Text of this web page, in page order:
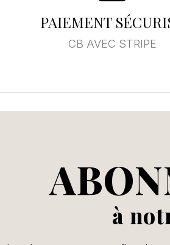
PAIEMENT
CB AVEC STRIPE
à